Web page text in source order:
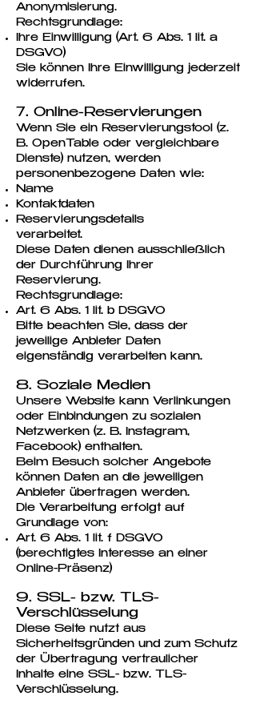
Anonymisierung.
Rechtsgrundlage:
Ihre Einwilligung (Art. 6 Abs. 1 lit. a
DSGVO)
Sie können Ihre Einwilligung jederzeit
widerrufen.
7. Online-Reservierungen
Wenn Sie ein Reservierungstool (z.
B. OpenTable oder vergleichbare
Dienste) nutzen, werden
personenbezogene Daten wie:
Name
Kontaktdaten
Reservierungsdetails
verarbeitet.
Diese Daten dienen ausschließlich
der Durchführung Ihrer
Reservierung.
Rechtsgrundlage:
Art. 6 Abs. 1 lit. b DSGVO
Bitte beachten Sie, dass der
jeweilige Anbieter Daten
eigenständig verarbeiten kann.
8. Soziale Medien
Unsere Website kann Verlinkungen
oder Einbindungen zu sozialen
Netzwerken (z. B. Instagram,
Facebook) enthalten.
Beim Besuch solcher Angebote
können Daten an die jeweiligen
Anbieter übertragen werden.
Die Verarbeitung erfolgt auf
Grundlage von:
Art. 6 Abs. 1 lit. f DSGVO
(berechtigtes Interesse an einer
Online-Präsenz)
9. SSL- bzw. TLS-
Verschlüsselung
Diese Seite nutzt aus
Sicherheitsgründen und zum Schutz
der Übertragung vertraulicher
Inhalte eine SSL- bzw. TLS-
Verschlüsselung.